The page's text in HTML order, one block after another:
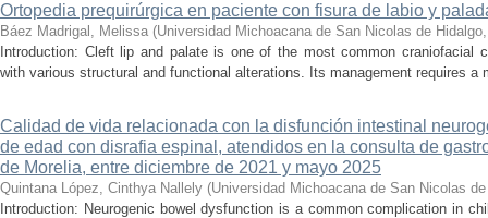
Ortopedia prequirúrgica en paciente con fisura de labio y
Báez Madrigal, Melissa (Universidad Michoacana de San Nicolas de Hidalgo
Introduction: Cleft lip and palate is one of the most common craniofacial
with various structural and functional alterations. Its management requires a
Calidad de vida relacionada con la disfunción intestinal
de edad con disrafia espinal, atendidos en la consulta de
de Morelia, entre diciembre de 2021 y mayo 2025
Quintana López, Cinthya Nallely (Universidad Michoacana de San Nicolas
Introduction: Neurogenic bowel dysfunction is a common complication in